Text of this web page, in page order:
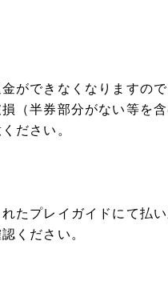
ができなくなりますので
（半券部分がない等を
ださい。
たプレイガイドにて払い
ください。